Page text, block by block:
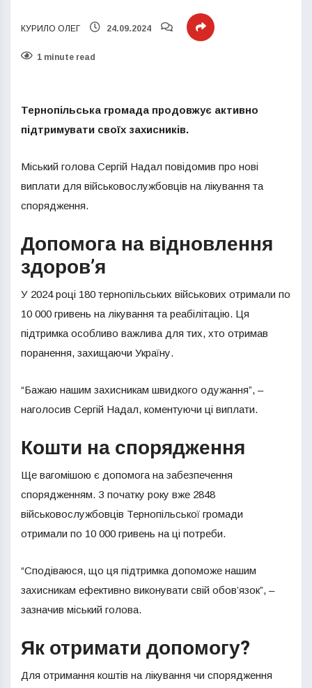
КУРИЛО ОЛЕГ 24.09.2024
1 minute read
Тернопільська громада продовжує активно
підтримувати своїх захисників.
Міський голова Сергій Надал повідомив про нові
виплати для військовослужбовців на лікування та
спорядження.
Допомога на відновлення
здоров’я
У 2024 році 180 тернопільських військових отримали по
10 000 гривень на лікування та реабілітацію. Ця
підтримка особливо важлива для тих, хто отримав
поранення, захищаючи Україну.
“Бажаю нашим захисникам швидкого одужання”, –
наголосив Сергій Надал, коментуючи ці виплати.
Кошти на спорядження
Ще вагомішою є допомога на забезпечення
спорядженням. З початку року вже 2848
військовослужбовців Тернопільської громади
отримали по 10 000 гривень на ці потреби.
“Сподіваюся, що ця підтримка допоможе нашим
захисникам ефективно виконувати свій обов’язок”, –
зазначив міський голова.
Як отримати допомогу?
Для отримання коштів на лікування чи спорядження